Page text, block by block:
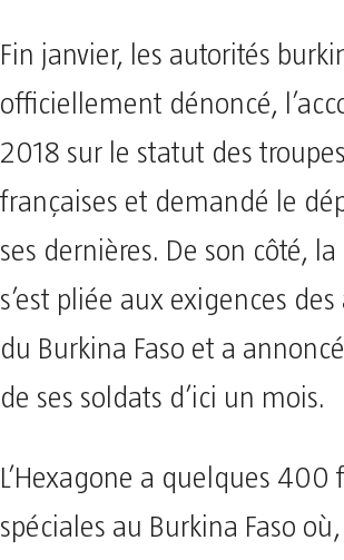
Fin janvier, les autorités
officiellement dénoncé,
2018 sur le statut des troupes
françaises et demandé le
ses dernières. De son côté, la
s’est pliée aux exigences
du Burkina Faso et a
de ses soldats d’ici un mois.
L’Hexagone a quelques 400
spéciales au Burkina Faso